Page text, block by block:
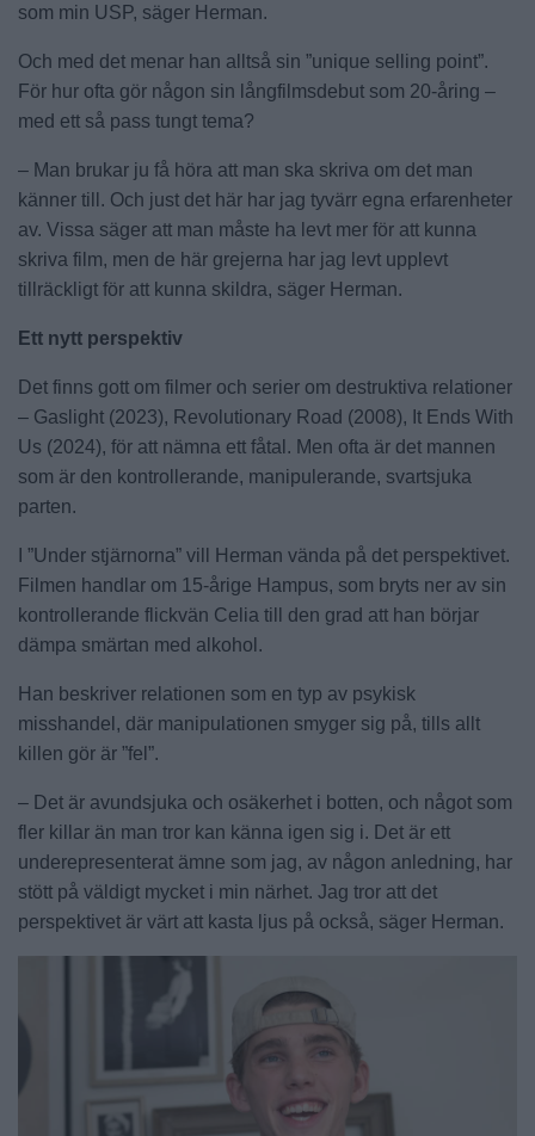
som min USP, säger Herman.
Och med det menar han alltså sin ”unique selling point”.
För hur ofta gör någon sin långfilmsdebut som 20-åring –
med ett så pass tungt tema?
– Man brukar ju få höra att man ska skriva om det man
känner till. Och just det här har jag tyvärr egna erfarenheter
av. Vissa säger att man måste ha levt mer för att kunna
skriva film, men de här grejerna har jag levt upplevt
tillräckligt för att kunna skildra, säger Herman.
Ett nytt perspektiv
Det finns gott om filmer och serier om destruktiva relationer
– Gaslight (2023), Revolutionary Road (2008), It Ends With
Us (2024), för att nämna ett fåtal. Men ofta är det mannen
som är den kontrollerande, manipulerande, svartsjuka
parten.
I ”Under stjärnorna” vill Herman vända på det perspektivet.
Filmen handlar om 15-årige Hampus, som bryts ner av sin
kontrollerande flickvän Celia till den grad att han börjar
dämpa smärtan med alkohol.
Han beskriver relationen som en typ av psykisk
misshandel, där manipulationen smyger sig på, tills allt
killen gör är ”fel”.
– Det är avundsjuka och osäkerhet i botten, och något som
fler killar än man tror kan känna igen sig i. Det är ett
underepresenterat ämne som jag, av någon anledning, har
stött på väldigt mycket i min närhet. Jag tror att det
perspektivet är värt att kasta ljus på också, säger Herman.